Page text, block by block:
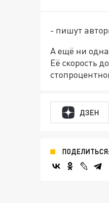
- пишут
А ещё ни
Её скорость
ДЗЕН
ПОДЕЛИТЬСЯ: